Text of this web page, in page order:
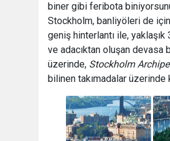
biner gibi feribota
Stockholm, banliyöleri de
geniş hinterlantı ile, yaklaşık
ve adacıktan oluşan devasa
üzerinde, Stockholm
bilinen takımadalar üzerinde